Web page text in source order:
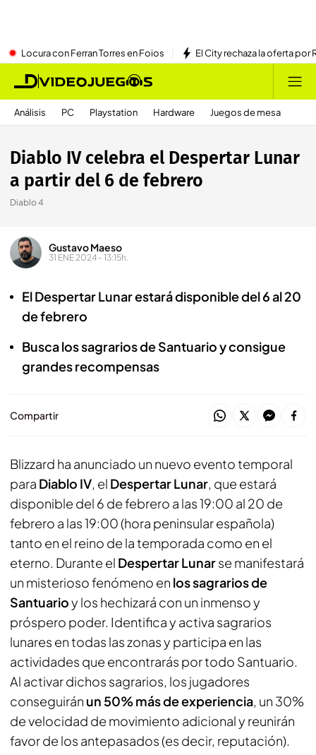
Locura con Ferran Torres en Foios El City rechaza la oferta por
Análisis PC Playstation Hardware Juegos de mesa
Diablo IV celebra el Despertar Lunar
a partir del 6 de febrero
Diablo 4
Gustavo Maeso
31 ENE 2024 - 13:15h.
El Despertar Lunar estará disponible del 6 al 20
de febrero
Busca los sagrarios de Santuario y consigue
grandes recompensas
Compartir
Blizzard ha anunciado un nuevo evento temporal
para Diablo IV, el Despertar Lunar, que estará
disponible del 6 de febrero a las 19:00 al 20 de
febrero a las 19:00 (hora peninsular española)
tanto en el reino de la temporada como en el
eterno. Durante el Despertar Lunarse manifestará
un misterioso fenómeno en los sagrarios de
Santuarioy los hechizará con un inmenso y
próspero poder. Identifica y activa sagrarios
lunares en todas las zonas y participa en las
actividades que encontrarás por todo Santuario.
Al activar dichos sagrarios, los jugadores
conseguirán un 50% más de experiencia, un 30%
de velocidad de movimiento adicional y reunirán
favor de los antepasados (es decir, reputación).